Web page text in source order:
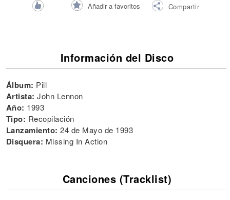
Añadir a favoritos Compartir
Información del Disco
Álbum: Pill
Artista: John Lennon
Año: 1993
Tipo: Recopilación
Lanzamiento: 24 de Mayo de 1993
Disquera: Missing In Action
Canciones (Tracklist)